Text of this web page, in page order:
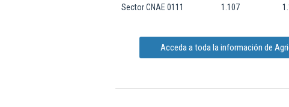
Sector CNAE 0111 1.107
Acceda a toda la información de